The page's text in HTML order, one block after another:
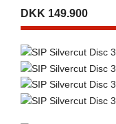
DKK 149.900